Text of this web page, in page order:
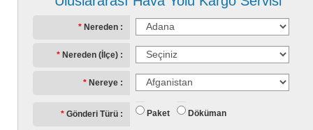
Nereden
Nereden (İlçe)
Nereye
Gönderi Türü Paket Döküman